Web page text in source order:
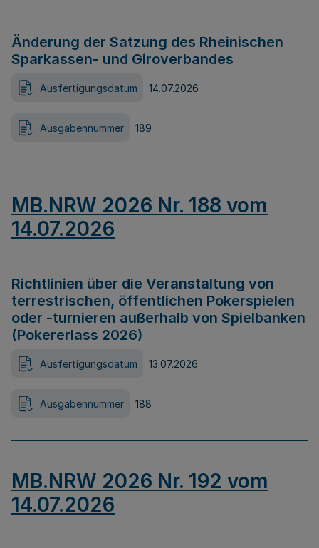
Änderung der Satzung des Rheinischen
Sparkassen- und Giroverbandes
Ausfertigungsdatum 14.07.2026
Ausgabennummer 189
MB.NRW 2026 Nr. 188 vom
14.07.2026
Richtlinien über die Veranstaltung von
terrestrischen, öffentlichen Pokerspielen
oder -turnieren außerhalb von Spielbanken
(Pokererlass 2026)
Ausfertigungsdatum 13.07.2026
Ausgabennummer 188
MB.NRW 2026 Nr. 192 vom
14.07.2026